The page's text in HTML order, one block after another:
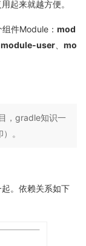
起来就越方便。
件Module： mod
module-user
mo
，gradle知识一
。
。依赖关系如下